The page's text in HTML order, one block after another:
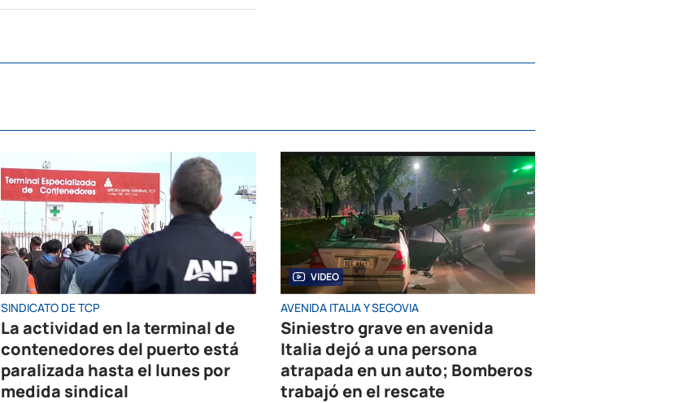
SINDICATO DE TCP
La actividad en la terminal de
contenedores del puerto está
paralizada hasta el lunes por
medida sindical
VIDEO
AVENIDA ITALIA Y SEGOVIA
Siniestro grave en avenida
Italia dejó a una persona
atrapada en un auto; Bomberos
trabajó en el rescate